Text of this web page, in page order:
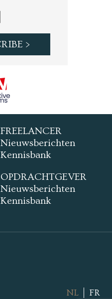
FREELANCER
Nieuwsberichten
Kennisbank
OPDRACHTGEVER
Nieuwsberichten
Kennisbank
NL FR